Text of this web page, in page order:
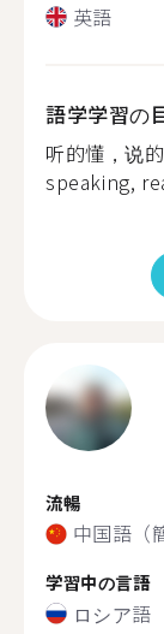
英語
語学学習の
听的懂，说
speaking,
流暢
中国語（
学習中の言語
ロシア語